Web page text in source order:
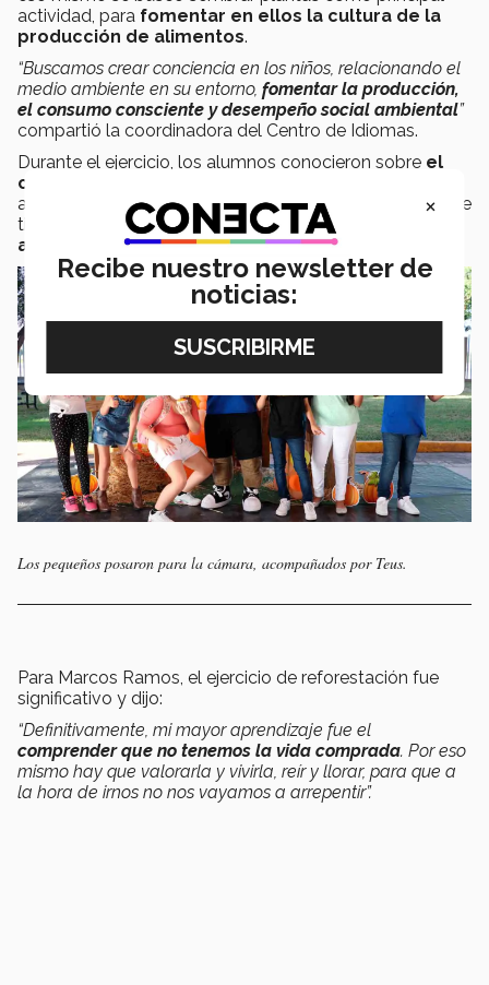
actividad, para fomentar en ellos la cultura de la
producción de alimentos.
“Buscamos crear conciencia en los niños, relacionando el
medio ambiente en su entorno, fomentar la producción,
el consumo consciente y desempeño social ambiental”
compartió la coordinadora del Centro de Idiomas.
Durante el ejercicio, los alumnos conocieron sobre el
cuidado que deben dar a las plantas de menta
además de que se les mostró los recursos naturales que
tiene el Estado de Sonora y cómo se pueden
aprovechar .
Los pequeños posaron para la cámara, acompañados por Teus.
Para Marcos Ramos, el ejercicio de reforestación fue
significativo y dijo:
“Definitivamente, mi mayor aprendizaje fue el
comprender que no tenemos la vida comprada. Por eso
mismo hay que valorarla y vivirla, reír y llorar, para que a
la hora de irnos no nos vayamos a arrepentir”.
×
Recibe nuestro newsletter de
noticias: